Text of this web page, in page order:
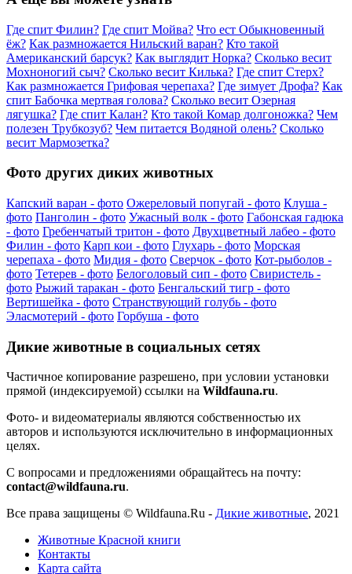
Где спит Филин? Где спит Мойва? Что ест Обыкновенный
ёж? Как размножается Нильский варан? Кто такой
Американский барсук? Как выглядит Норка? Сколько весит
Мохноногий сыч? Сколько весит Килька? Где спит Стерх?
Как размножается Грифовая черепаха? Где зимует Дрофа? Как
спит Бабочка мертвая голова? Сколько весит Озерная
лягушка? Где спит Калан? Кто такой Комар долгоножка? Чем
полезен Трубкозуб? Чем питается Водяной олень? Сколько
весит Мармозетка?
Фото других диких животных
Капский варан - фото Ожереловый попугай - фото Клуша -
фото Панголин - фото Ужасный волк - фото Габонская гадюка
- фото Гребенчатый тритон - фото Двухцветный лабео - фото
Филин - фото Карп кои - фото Глухарь - фото Морская
черепаха - фото Мидия - фото Сверчок - фото Кот-рыболов -
фото Тетерев - фото Белоголовый сип - фото Свиристель -
фото Рыжий таракан - фото Бенгальский тигр - фото
Вертишейка - фото Странствующий голубь - фото
Эласмотерий - фото Горбуша - фото
Дикие животные в социальных сетях
Частичное копирование разрешено, при условии установки
прямой (индексируемой) ссылки на Wildfauna.ru.
Фото- и видеоматериалы являются собственностью их
авторов и используются исключительно в информационных
целях.
С вопросами и предложениями обращайтесь на почту:
contact@wildfauna.ru.
Все права защищены © Wildfauna.Ru - Дикие животные, 2021
Животные Красной книги
Контакты
Карта сайта